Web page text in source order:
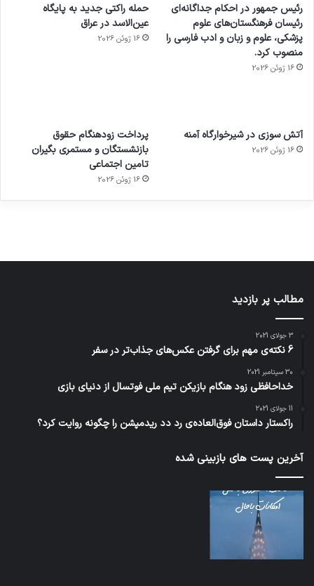
رئیس جمهور در احکام جداگانه‌ای
رئیسان فرهنگستان‌های علوم
پزشکی، علوم و زبان و ادب فارسی را
منصوب کرد.
16 ژوئن 2026
حمله راکتی جدید به پایگاه
عین‌الاسد در عراق
16 ژوئن 2026
آتش سوزی در شیرخوارگاه آمنه
16 ژوئن 2026
پرداخت زودهنگام حقوق
بازنشستگان و مستمری بگیران
تامین اجتماعی
16 ژوئن 2026
برای
کشف
توسط
مجازی
…
ساعت
هوشمند
با طعم
توسط
ژاکت
در
های
2023
توسط
مطالب پر بازدید
3 جولای 2021
6 نکته‌ی مهم برای گرفتن عکس‌های جذاب‌تر در سفر
30 سپتامبر 2021
خداحافظی زود هنگام بازیکن تیم ملی فوتسال از دنیای بازی
11 جولای 2021
راکستار داستان فوق‌العاده‌ی رد دد ریدمپشن را چگونه روایت کرد؟
آخرین پست های بازبینی شده